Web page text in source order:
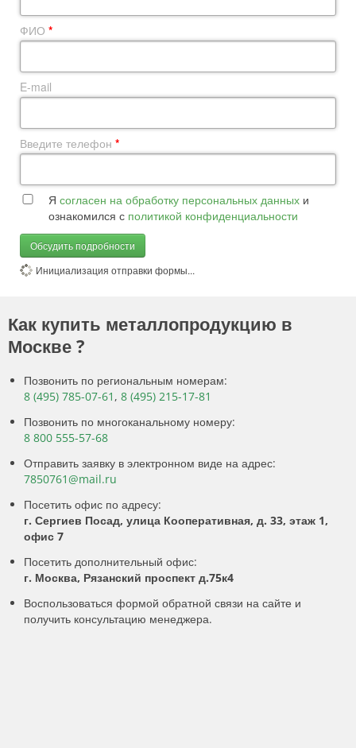
ФИО *
E-mail
Введите телефон *
Я согласен на обработку персональных данных и
ознакомился с политикой конфиденциальности
Обсудить подробности
Инициализация отправки формы...
Как купить металлопродукцию в
Москве ?
Позвонить по региональным номерам:
8 (495) 785-07-61 , 8 (495) 215-17-81
Позвонить по многоканальному номеру:
8 800 555-57-68
Отправить заявку в электронном виде на адрес:
7850761@mail.ru
Посетить офис по адресу:
г. Сергиев Посад, улица Кооперативная, д. 33, этаж 1,
офис 7
Посетить дополнительный офис:
г. Москва, Рязанский проспект д.75к4
Воспользоваться формой обратной связи на сайте и
получить консультацию менеджера.